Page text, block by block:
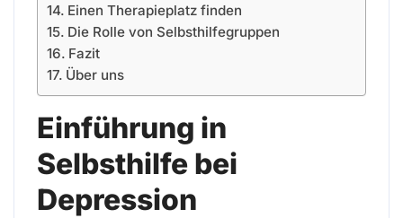
Einen Therapieplatz finden
Die Rolle von Selbsthilfegruppen
Fazit
Über uns
Einführung in
Selbsthilfe bei
Depression